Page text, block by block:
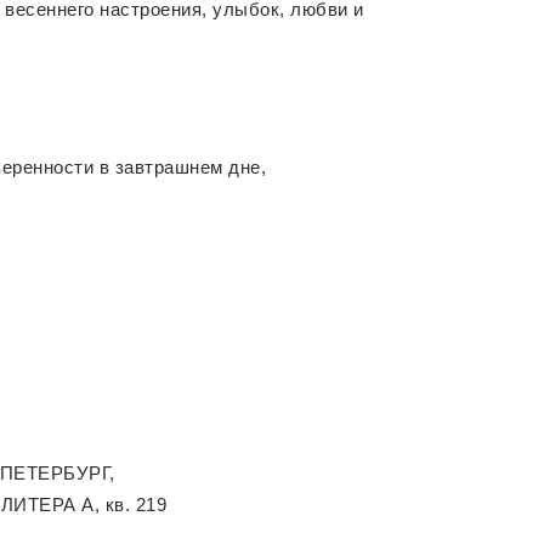
настроения, улыбок, любви и
в завтрашнем дне,
А, кв. 219